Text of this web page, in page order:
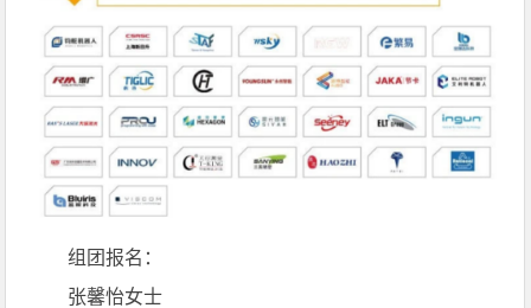
组团报名：
张馨怡女士